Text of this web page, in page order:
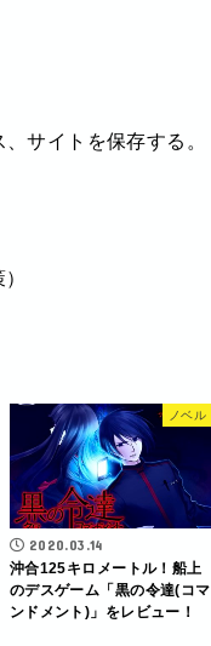
サイトを保存する。
ノベル
2020.03.14
沖合125キロメートル！船上
のデスゲーム「黒の令達(コマ
ンドメント)」をレビュー！